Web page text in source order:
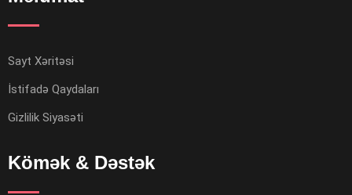
Sayt Xəritəsi
İstifadə Qaydaları
Gizlilik Siyasəti
Kömək & Dəstək